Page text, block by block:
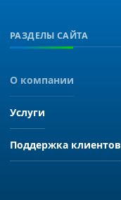
РАЗДЕЛЫ САЙТА
О компании
Услуги
Поддержка клиентов